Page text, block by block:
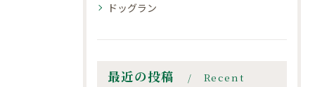
ドッグラン
最近の投稿
Recent